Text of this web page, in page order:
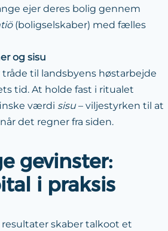
ejer deres bolig gennem
(boligselskaber) med fælles
og sisu
til landsbyens høstarbejde
tid. At holde fast i ritualet
værdi sisu – viljestyrken til at
det regner fra siden.
gevinster:
i praksis
skaber talkoot et